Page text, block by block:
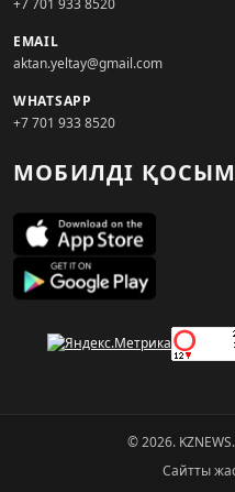
EMAIL
aktan.yeltay@gmail.com
WHATSAPP
+7 701 933 8520
МОБИЛДІ
© 2026.
Сайтты